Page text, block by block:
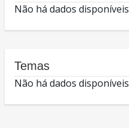
Não há dados disponíveis
Temas
Não há dados disponíveis